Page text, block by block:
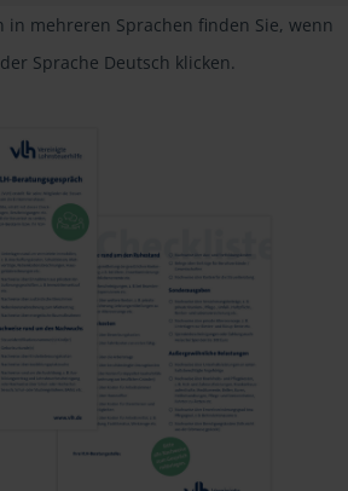
in mehreren Sprachen finden Sie, wenn
Sprache Deutsch klicken.